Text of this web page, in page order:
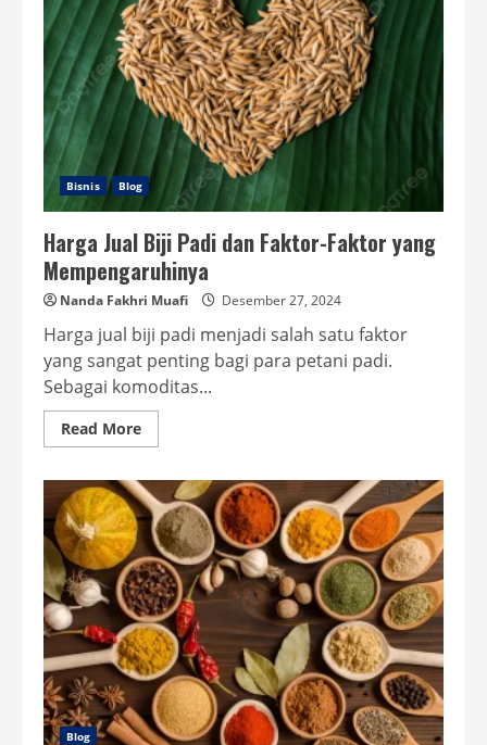
Bisnis Blog
Harga Jual Biji Padi dan Faktor-Faktor yang
Mempengaruhinya
Nanda Fakhri Muafi Desember 27, 2024
Harga jual biji padi menjadi salah satu faktor
yang sangat penting bagi para petani padi.
Sebagai komoditas...
Read MoreRead
more
Jual
Biji
Padi
dan
Faktor-
Faktor
yang
Mempengaruhinya
Blog